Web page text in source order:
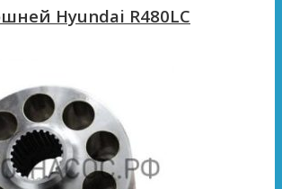
Hyundai R480LC